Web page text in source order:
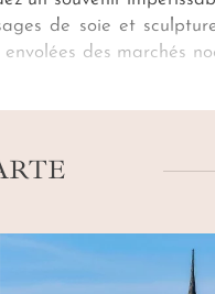
de soie et
des marchés
Doi Inthanon pour une